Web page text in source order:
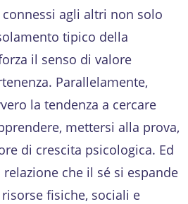
agli altri non solo
tipico della
il senso di valore
Parallelamente,
la tendenza a cercare
mettersi alla prova,
di crescita psicologica. Ed
che il sé si espande
fisiche, sociali e